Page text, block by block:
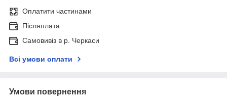
Оплатити частинами
Післяплата
Самовивіз в р. Черкаси
Всі умови оплати
Умови повернення